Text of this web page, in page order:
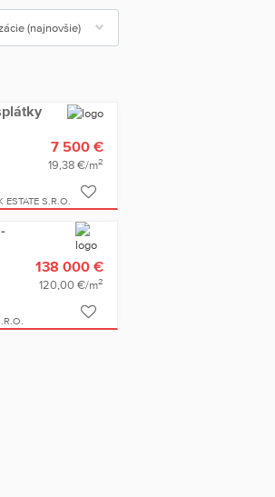
7 500 €
19,38 €/m2
ESTATE S.R.O.
138 000 €
120,00 €/m2